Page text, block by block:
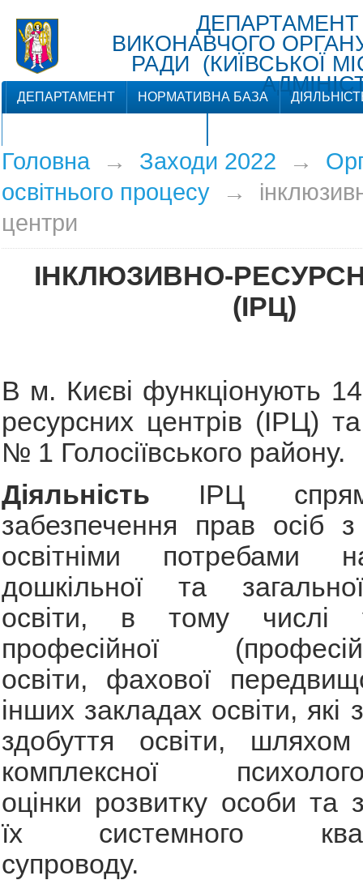
ВИКОНАВЧОГО
РАДИ (КИЇВСЬКОЇ
ДЕПАРТАМЕНТ НОРМАТИВНА БАЗА
Головна→ Заходи 2022 →
освітнього процесу→
центри
ІНКЛЮЗИВНО-
(ІРЦ)
В м. Києві функціонують
ресурсних центрів (ІРЦ)
№ 1 Голосіївського району.
Діяльність ІРЦ
забезпечення прав осіб
освітніми потребами
дошкільної та
освіти, в тому числі
професійної
освіти, фахової
інших закладах освіти, які
здобуття освіти,
комплексної психолого-
оцінки розвитку особи та
їх системного
супроводу.